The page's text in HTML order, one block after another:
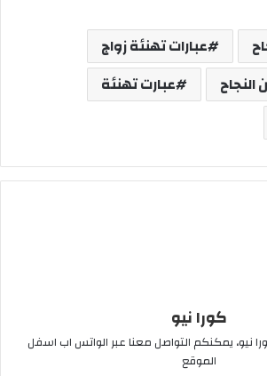
عبارات تهنئة زواج
النجاح
عبارت تهنئة
كورا نيو
نيو، يمكنكم التواصل معنا عبر الواتس اب اسفل
الموقع